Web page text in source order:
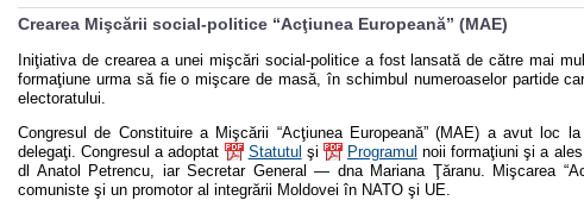
Crearea Mişcării social-politice “Acţiunea Europeană” (MAE)
Iniţiativa de crearea a unei mişcări social-politice a fost lansată de către mai
formaţiune urma să fie o mişcare de masă, în schimbul numeroaselor partide
electoratului.
Congresul de Constituire a Mişcării “Acţiunea Europeană” (MAE) a avut loc
delegaţi. Congresul a adoptat
Statutul şi Programul noii formaţiuni şi a
dl Anatol Petrencu, iar Secretar General — dna Mariana Ţăranu. Mişcarea
comuniste şi un promotor al integrării Moldovei în NATO şi UE.